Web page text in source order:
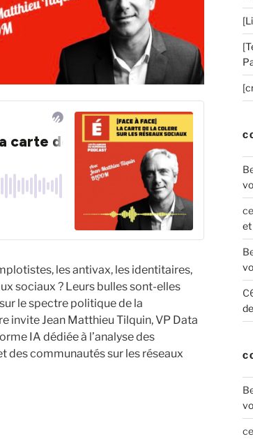
les antivax, les identitaires,
sociaux ? Leurs bulles sont-elles
le spectre politique de la
invite Jean Matthieu Tilquin, VP Data
IA dédiée à l’analyse des
des communautés sur les réseaux
et